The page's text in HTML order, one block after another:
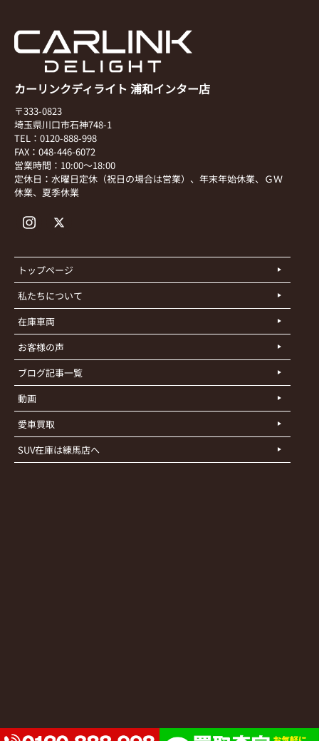
カーリンクディライト 浦和インター店
〒333-0823
埼玉県川口市石神748-1
TEL：0120-888-998
FAX：048-446-6072
営業時間：10:00～18:00
定休日：水曜日定休（祝日の場合は営業）、年末年始休業、ＧＷ
休業、夏季休業
トップページ
私たちについて
在庫車両
お客様の声
ブログ記事一覧
動画
愛車買取
SUV在庫は練馬店へ